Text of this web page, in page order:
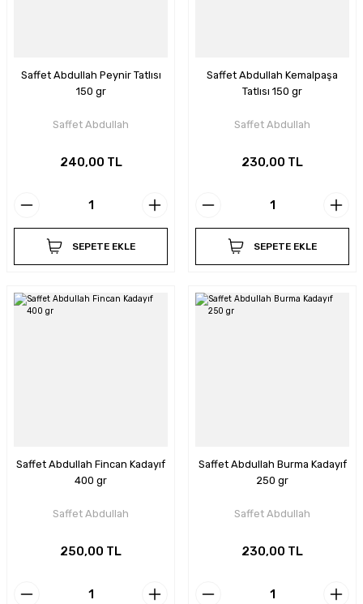
Saffet Abdullah Peynir Tatlısı
150 gr
Saffet Abdullah
240,00 TL
SEPETE EKLE
Saffet Abdullah Kemalpaşa
Tatlısı 150 gr
Saffet Abdullah
230,00 TL
SEPETE EKLE
Saffet Abdullah Fincan Kadayıf
400 gr
Saffet Abdullah
250,00 TL
Saffet Abdullah Burma Kadayıf
250 gr
Saffet Abdullah
230,00 TL